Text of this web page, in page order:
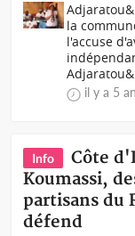
la
l'accuse
il y a 5
Info
Côte
Koumassi,
partisans du
défend